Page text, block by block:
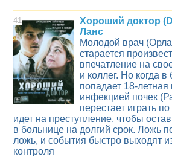
41
Хороший доктор
Ланс
Молодой врач
старается
впечатление на
и коллег. Но когда в
попадает 18-летная
инфекцией почек
перестает играть
идет на преступление, чтобы
в больнице на долгий срок. Ложь
ложь, и события быстро выходят
контроля